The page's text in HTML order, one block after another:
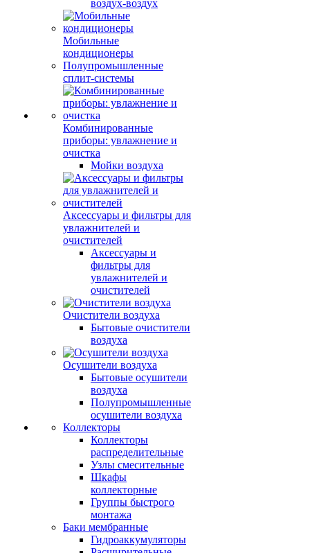
воздух-воздух
Мобильные
кондиционеры
Полупромышленные
сплит-системы
Комбинированные
приборы: увлажнение и
очистка
Мойки воздуха
Аксессуары и фильтры для
увлажнителей и
очистителей
Аксессуары и
фильтры для
увлажнителей и
очистителей
Очистители воздуха
Бытовые очистители
воздуха
Осушители воздуха
Бытовые осушители
воздуха
Полупромышленные
осушители воздуха
Коллекторы
Коллекторы
распределительные
Узлы смесительные
Шкафы
коллекторные
Группы быстрого
монтажа
Баки мембранные
Гидроаккумуляторы